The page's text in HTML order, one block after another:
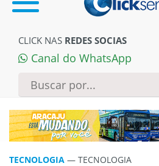
CLICK NAS REDES SOCIAS
Canal do WhatsApp
TECNOLOGIA — TECNOLOGIA